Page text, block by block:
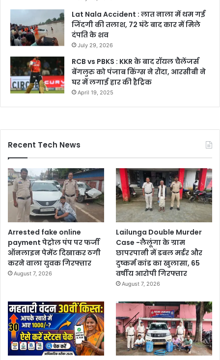
Lat Nala Accident : लात नाला में थम गई
जिंदगी की तलाश, 72 घंटे बाद कार में मिले
दंपति के शव
July 29, 2026
RCB vs PBKS : KKR के बाद रॉयल चैलेंजर्स
बेंगलुरु को पंजाब किंग्स ने रौंदा, आरसीबी ने
घर में लगाई हार की हैट्रिक
April 19, 2025
Recent Tech News
Arrested fake online
payment पेट्रोल पंप पर फर्जी
ऑनलाइन पेमेंट दिखाकर ठगी
करने वाला युवक गिरफ्तार
August 7, 2026
Lailunga Double Murder
Case -लैलूंगा के ग्राम
छापरपानी में डबल मर्डर और
दुष्कर्म कांड का खुलासा, 65
वर्षीय आरोपी गिरफ्तार
August 7, 2026